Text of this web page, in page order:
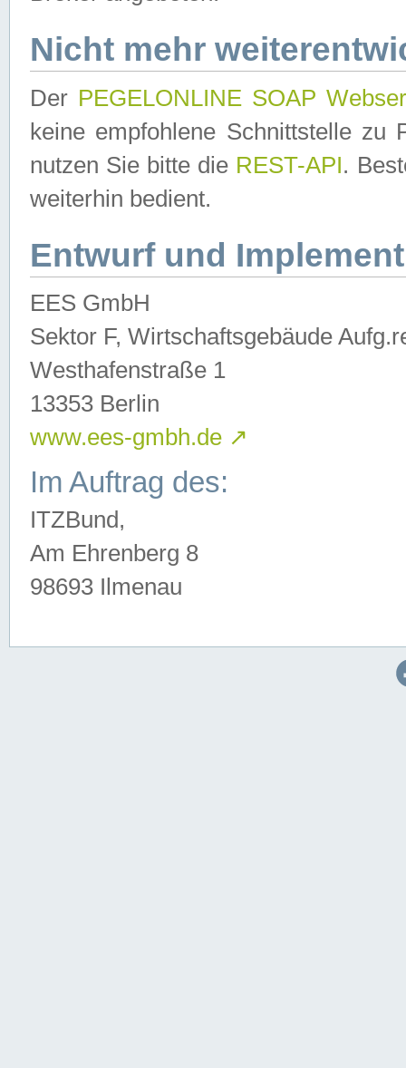
Nicht mehr
Der PEGELONLINE SOAP
keine empfohlene Schnittstelle zu
nutzen Sie bitte die REST-API.
weiterhin bedient.
Entwurf und
EES GmbH
Sektor F, Wirtschaftsgebäude
Westhafenstraße 1
13353 Berlin
www.ees-gmbh.de ↗
Im Auftrag des:
ITZBund,
Am Ehrenberg 8
98693 Ilmenau